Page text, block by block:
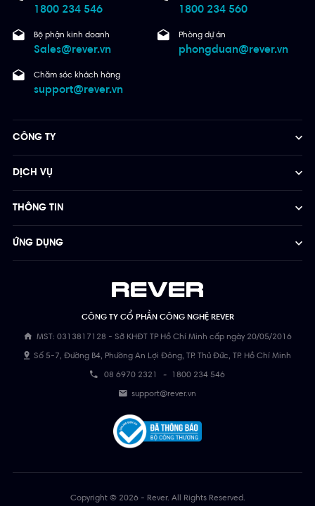
1800 234 546 1800 234 560
Bộ phận kinh doanh
Sales@rever.vn
Phòng dự án
phongduan@rever.vn
Chăm sóc khách hàng
support@rever.vn
CÔNG TY CỔ PHẦN CÔNG NGHỆ REVER
MST: 0313817128 - Sở KHĐT TP Hồ Chí Minh cấp ngày 20/05/2016
Số 5-7, Đường B4, Phường An Lợi Đông, TP. Thủ Đức, TP. Hồ Chí Minh
08 6970 2321 - 1800 234 546
support@rever.vn
CÔNG TY
DỊCH VỤ
THÔNG TIN
ỨNG DỤNG
Copyright © 2026 - Rever. All Rights Reserved.